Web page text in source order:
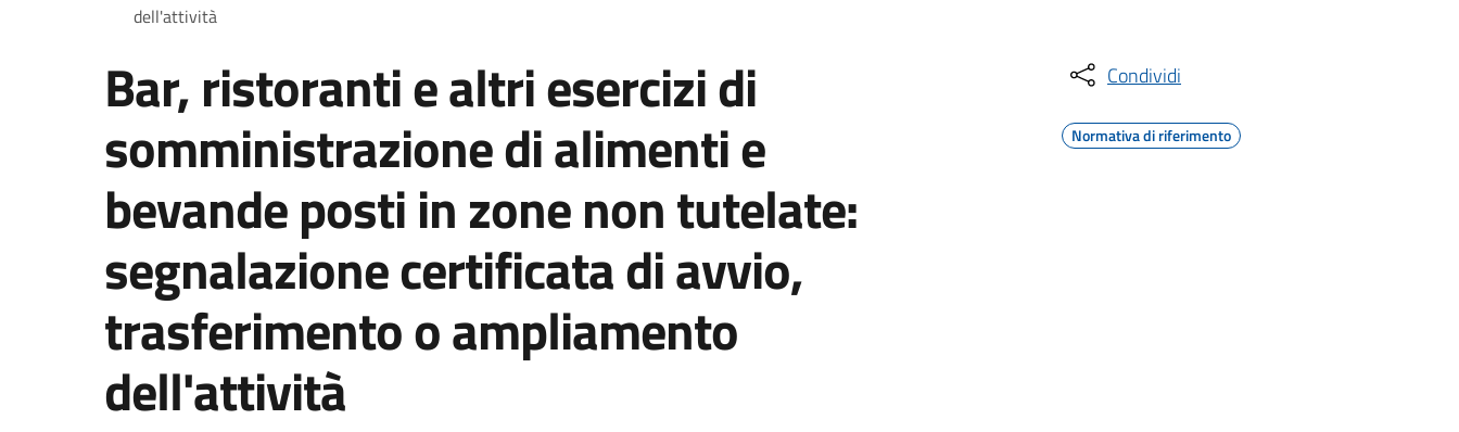
dell'attività
Bar, ristoranti e altri esercizi di
somministrazione di alimenti e
bevande posti in zone non tutelate:
segnalazione certificata di avvio,
trasferimento o ampliamento
dell'attività
Condividi
Normativa di riferimento